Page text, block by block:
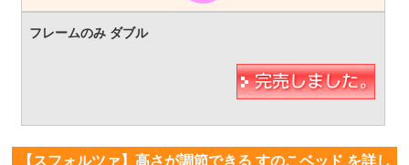
【スフォルツァ】高さが調節できる すのこベッド を詳し